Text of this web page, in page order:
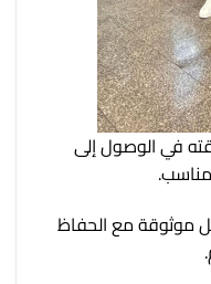
في الوصول إلى
موثوقة مع الحفاظ